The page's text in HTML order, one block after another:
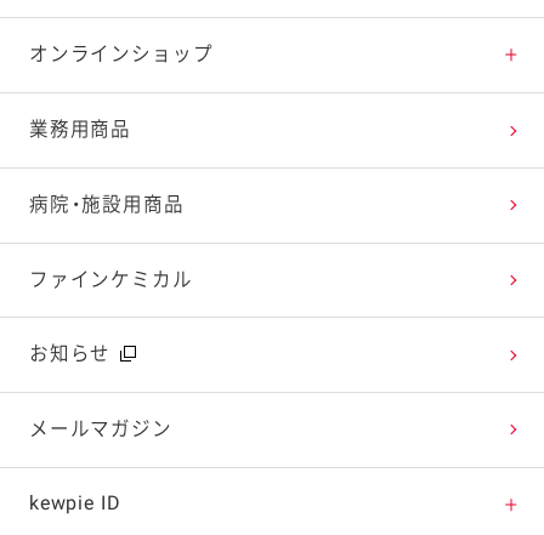
特集レシピ
レシピランキング
レシピ動画
今日のレシピギャラリー
販売終了商品一覧
マヨテラス（見学施設）
オープンキッチン（工場見学）
深谷テラス ヤサイな仲間たちファーム
おたのしみコンテンツ
広告ギャラリー
テレビ・ラジオ
キャンペーン・イベント
お客様相談室トップ
よくお寄せいただくご質問
お客様の声を活かしました
オンラインショップ
Qummy
キユーピーウエルネス
業務用商品
病院・施設用商品
ファインケミカル
お知らせ
メールマガジン
kewpie ID